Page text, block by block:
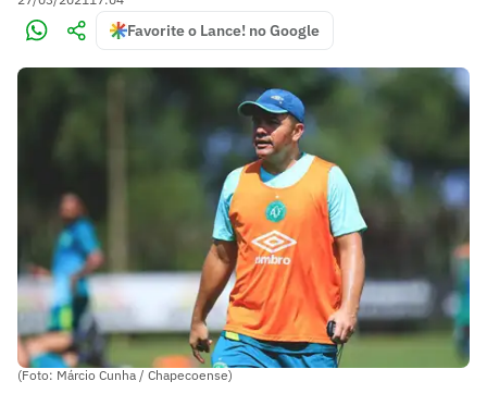
Favorite o Lance! no Google
(Foto: Márcio Cunha / Chapecoense)